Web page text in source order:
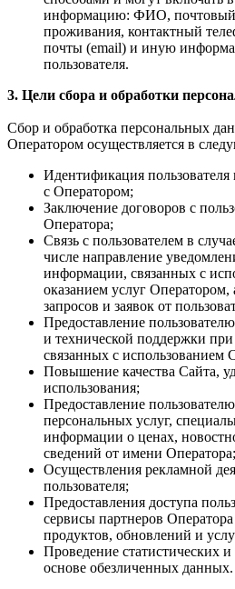
информацию: ФИО, почтовый
проживания, контактный
почты (email) и иную
пользователя.
3. Цели сбора и обработки
Сбор и обработка персональных
Оператором осуществляется в
Идентификация
с Оператором;
Заключение договоров с
Оператора;
Связь с пользователем в
числе направление
информации, связанных с
оказанием услуг Оператором,
запросов и заявок от
Предоставление
и технической поддержки
связанных с использованием
Повышение качества Сайта,
использования;
Предоставление
персональных услуг,
информации о ценах,
сведений от имени Оператора;
Осуществления рекламной
пользователя;
Предоставления доступа
сервисы партнеров
продуктов, обновлений и
Проведение статистических
основе обезличенных данных.